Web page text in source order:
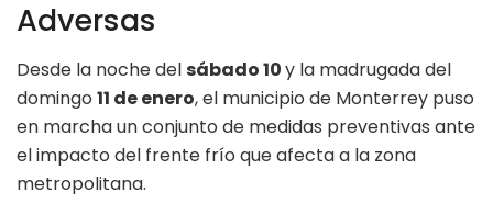
Adversas
Desde la noche delsábado 10y la madrugada del
domingo 11 de enero, el municipio de Monterrey puso
en marcha un conjunto de medidas preventivas ante
el impacto del frente frío que afecta a la zona
metropolitana.